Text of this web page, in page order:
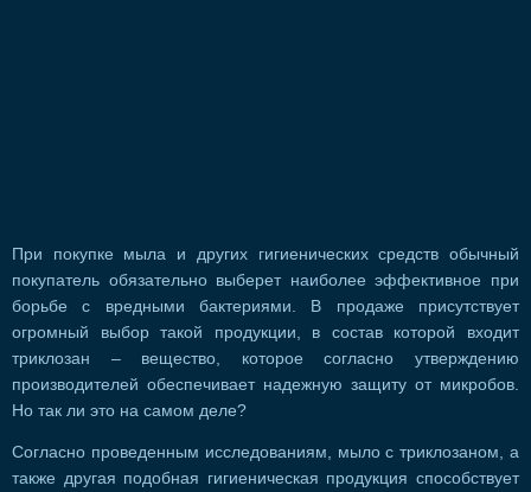
При покупке мыла и других гигиенических средств обычный
покупатель обязательно выберет наиболее эффективное при
борьбе с вредными бактериями. В продаже присутствует
огромный выбор такой продукции, в состав которой входит
триклозан – вещество, которое согласно утверждению
производителей обеспечивает надежную защиту от микробов.
Но так ли это на самом деле?
Согласно проведенным исследованиям, мыло с триклозаном, а
также другая подобная гигиеническая продукция способствует